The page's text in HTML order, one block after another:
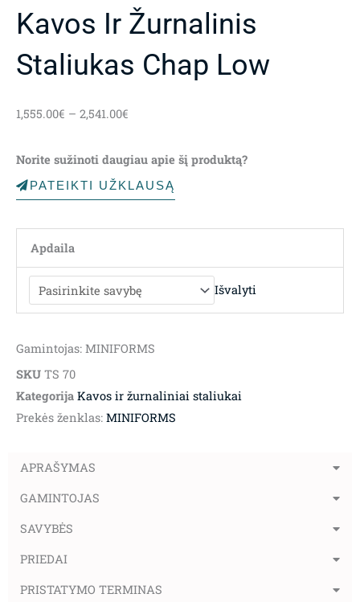
Kavos Ir Žurnalinis
Staliukas Chap Low
1,555.00€ – 2,541.00€
through
2,541.00€
Norite sužinoti daugiau apie šį produktą?
PATEIKTI UŽKLAUSĄ
Apdaila
Išvalyti
Gamintojas: MINIFORMS
SKU TS 70
Kategorija Kavos ir žurnaliniai staliukai
Prekės ženklas: MINIFORMS
APRAŠYMAS
GAMINTOJAS
SAVYBĖS
PRIEDAI
PRISTATYMO TERMINAS